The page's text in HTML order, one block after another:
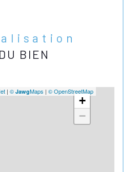
DU BIEN
+
−
| © JawgMaps | © OpenStreetMap